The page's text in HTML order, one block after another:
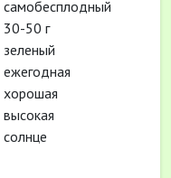
самобесплодный
30-50 г
зеленый
ежегодная
хорошая
высокая
солнце